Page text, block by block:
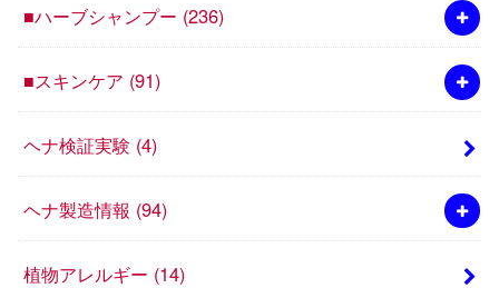
■ハーブシャンプー (236)
■スキンケア (91)
ヘナ検証実験 (4)
ヘナ製造情報 (94)
植物アレルギー (14)